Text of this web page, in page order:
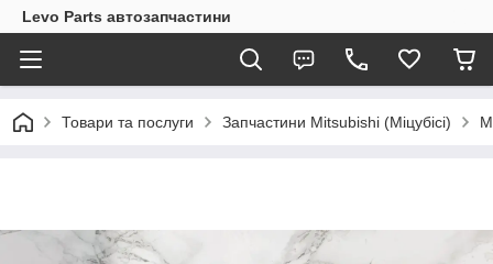
Levo Parts автозапчастини
Товари та послуги Запчастини Mitsubishi (Міцубісі)